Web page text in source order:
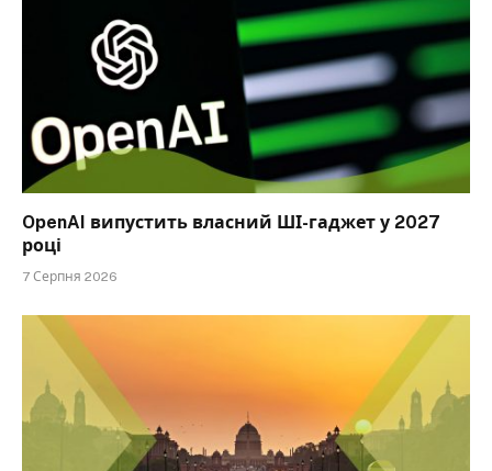
OpenAI випустить власний ШІ-гаджет у 2027
році
7 Серпня 2026